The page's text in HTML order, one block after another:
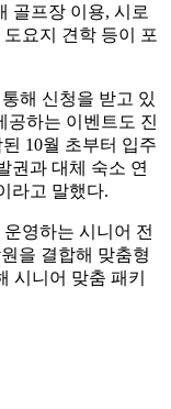
골프장 이용, 시로
요지 견학 등이 포
해 신청을 받고 있
공하는 이벤트도 진
10월 초부터 입주
권과 대체 숙소 연
라고 말했다.
영하는 시니어 전
을 결합해 맞춤형
시니어 맞춤 패키